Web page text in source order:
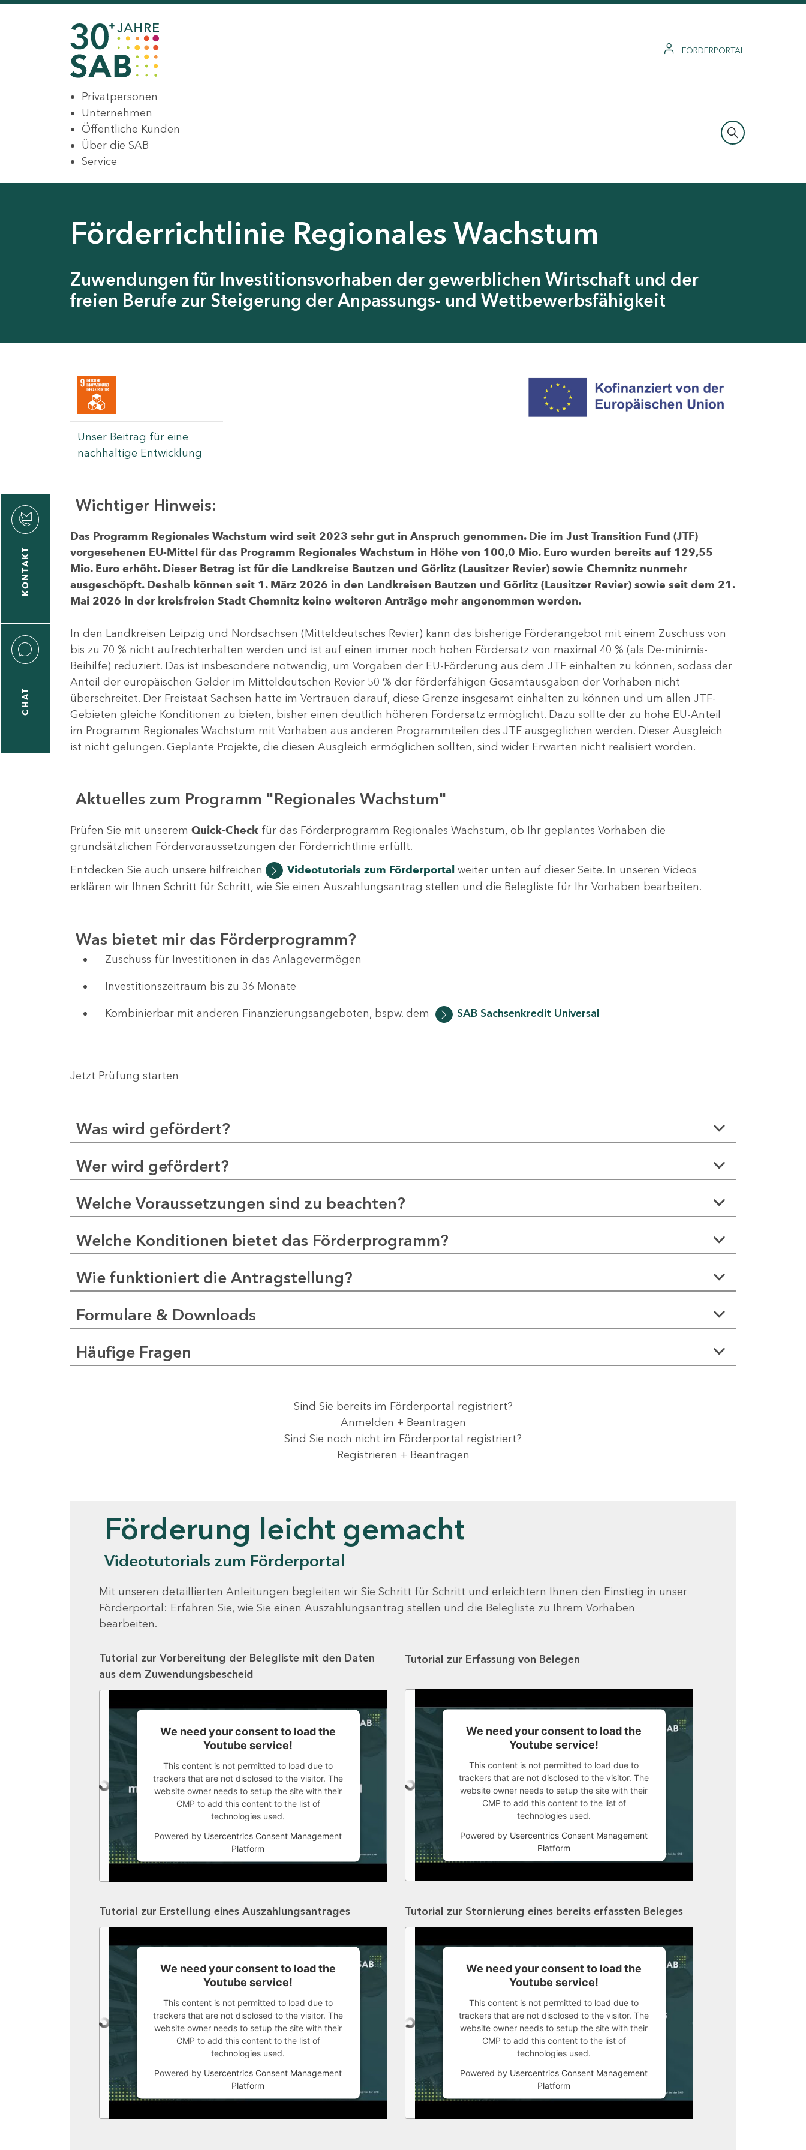
FÖRDERPORTAL
Privatpersonen
Unternehmen
Öffentliche Kunden
Über die SAB
Service
Förderrichtlinie Regionales Wachstum
Zuwendungen für Investitionsvorhaben der gewerblichen Wirtschaft und der
freien Berufe zur Steigerung der Anpassungs- und Wettbewerbsfähigkeit
Unser Beitrag für eine
nachhaltige Entwicklung
KONTAKT
CHAT
Wichtiger Hinweis:
Das Programm Regionales Wachstum wird seit 2023 sehr gut in Anspruch genommen. Die im Just Transition Fund (JTF)
vorgesehenen EU-Mittel für das Programm Regionales Wachstum in Höhe von 100,0 Mio. Euro wurden bereits auf 129,55
Mio. Euro erhöht. Dieser Betrag ist für die Landkreise Bautzen und Görlitz (Lausitzer Revier) sowie Chemnitz nunmehr
ausgeschöpft. Deshalb können seit 1. März 2026 in den Landkreisen Bautzen und Görlitz (Lausitzer Revier) sowie seit dem 21.
Mai 2026 in der kreisfreien Stadt Chemnitz keine weiteren Anträge mehr angenommen werden.
In den Landkreisen Leipzig und Nordsachsen (Mitteldeutsches Revier) kann das bisherige Förderangebot mit einem Zuschuss von
bis zu 70 % nicht aufrechterhalten werden und ist auf einen immer noch hohen Fördersatz von maximal 40 % (als De-minimis-
Beihilfe) reduziert. Das ist insbesondere notwendig, um Vorgaben der EU-Förderung aus dem JTF einhalten zu können, sodass der
Anteil der europäischen Gelder im Mitteldeutschen Revier 50 % der förderfähigen Gesamtausgaben der Vorhaben nicht
überschreitet. Der Freistaat Sachsen hatte im Vertrauen darauf, diese Grenze insgesamt einhalten zu können und um allen JTF-
Gebieten gleiche Konditionen zu bieten, bisher einen deutlich höheren Fördersatz ermöglicht. Dazu sollte der zu hohe EU-Anteil
im Programm Regionales Wachstum mit Vorhaben aus anderen Programmteilen des JTF ausgeglichen werden. Dieser Ausgleich
ist nicht gelungen. Geplante Projekte, die diesen Ausgleich ermöglichen sollten, sind wider Erwarten nicht realisiert worden.
Aktuelles zum Programm "Regionales Wachstum"
Prüfen Sie mit unserem Quick-Check für das Förderprogramm Regionales Wachstum, ob Ihr geplantes Vorhaben die
grundsätzlichen Fördervoraussetzungen der Förderrichtlinie erfüllt.
Entdecken Sie auch unsere hilfreichen
Videotutorials zum Förderportalweiter unten auf dieser Seite. In unseren Videos
erklären wir Ihnen Schritt für Schritt, wie Sie einen Auszahlungsantrag stellen und die Belegliste für Ihr Vorhaben bearbeiten.
Was bietet mir das Förderprogramm?
Zuschuss für Investitionen in das Anlagevermögen
Investitionszeitraum bis zu 36 Monate
Kombinierbar mit anderen Finanzierungsangeboten, bspw. dem SAB Sachsenkredit Universal
Jetzt Prüfung starten
Was wird gefördert?
Wer wird gefördert?
Welche Voraussetzungen sind zu beachten?
Welche Konditionen bietet das Förderprogramm?
Wie funktioniert die Antragstellung?
Formulare & Downloads
Häufige Fragen
Sind Sie bereits im Förderportal registriert?
Anmelden + Beantragen
Sind Sie noch nicht im Förderportal registriert?
Registrieren + Beantragen
Förderung leicht gemacht
Videotutorials zum Förderportal
Mit unseren detaillierten Anleitungen begleiten wir Sie Schritt für Schritt und erleichtern Ihnen den Einstieg in unser
Förderportal: Erfahren Sie, wie Sie einen Auszahlungsantrag stellen und die Belegliste zu Ihrem Vorhaben
bearbeiten.
Tutorial zur Vorbereitung der Belegliste mit den Daten
aus dem Zuwendungsbescheid
We need your consent to load the
Youtube service!
This content is not permitted to load due to
trackers that are not disclosed to the visitor. The
website owner needs to setup the site with their
CMP to add this content to the list of
technologies used.
Powered by Usercentrics Consent Management
Platform
Tutorial zur Erfassung von Belegen
We need your consent to load the
Youtube service!
This content is not permitted to load due to
trackers that are not disclosed to the visitor. The
website owner needs to setup the site with their
CMP to add this content to the list of
technologies used.
Powered by Usercentrics Consent Management
Platform
Tutorial zur Erstellung eines Auszahlungsantrages
We need your consent to load the
Youtube service!
This content is not permitted to load due to
trackers that are not disclosed to the visitor. The
website owner needs to setup the site with their
CMP to add this content to the list of
technologies used.
Powered by Usercentrics Consent Management
Platform
Tutorial zur Stornierung eines bereits erfassten Beleges
We need your consent to load the
Youtube service!
This content is not permitted to load due to
trackers that are not disclosed to the visitor. The
website owner needs to setup the site with their
CMP to add this content to the list of
technologies used.
Powered by Usercentrics Consent Management
Platform